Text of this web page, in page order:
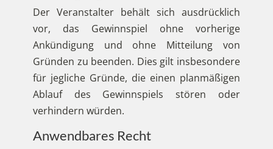
Der Veranstalter behält sich ausdrücklich
vor, das Gewinnspiel ohne vorherige
Ankündigung und ohne Mitteilung von
Gründen zu beenden. Dies gilt insbesondere
für jegliche Gründe, die einen planmäßigen
Ablauf des Gewinnspiels stören oder
verhindern würden.
Anwendbares Recht